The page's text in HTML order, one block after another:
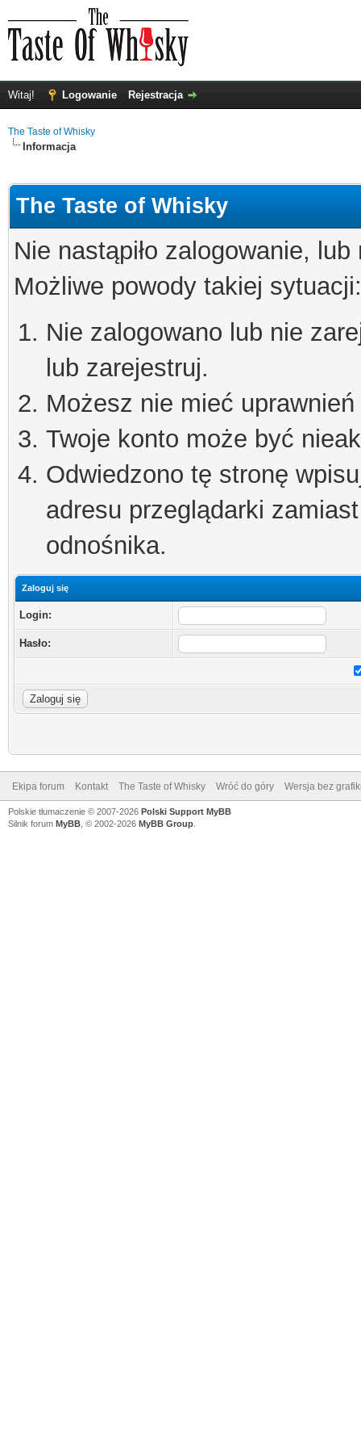
Witaj! Logowanie Rejestracja
The Taste of Whisky
Informacja
The Taste of Whisky
Nie nastąpiło zalogowanie,
Możliwe powody takiej sytuacji:
Nie zalogowano lub nie
lub zarejestruj.
Możesz nie mieć
Twoje konto może być
Odwiedzono tę stronę
adresu przeglądarki
odnośnika.
Zaloguj się
Login:
Hasło:
Ekipa forum Kontakt The Taste of Whisky Wróć do góry Wersja bez
Polskie tłumaczenie © 2007-2026 Polski Support MyBB
Silnik forum MyBB , © 2002-2026 MyBB Group